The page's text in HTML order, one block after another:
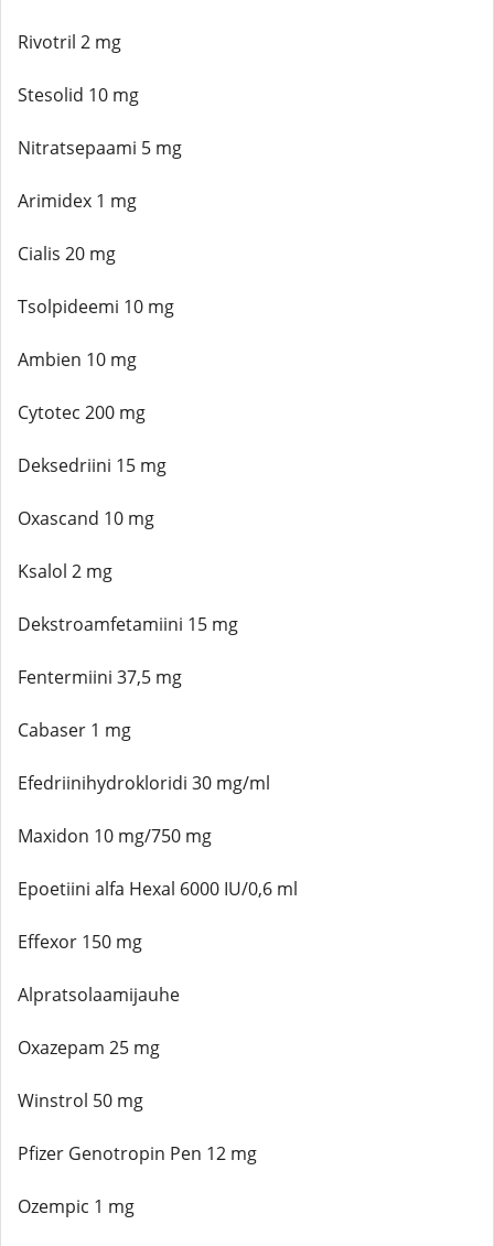
Rivotril 2 mg
Stesolid 10 mg
Nitratsepaami 5 mg
Arimidex 1 mg
Cialis 20 mg
Tsolpideemi 10 mg
Ambien 10 mg
Cytotec 200 mg
Deksedriini 15 mg
Oxascand 10 mg
Ksalol 2 mg
Dekstroamfetamiini 15 mg
Fentermiini 37,5 mg
Cabaser 1 mg
Efedriinihydrokloridi 30 mg/ml
Maxidon 10 mg/750 mg
Epoetiini alfa Hexal 6000 IU/0,6 ml
Effexor 150 mg
Alpratsolaamijauhe
Oxazepam 25 mg
Winstrol 50 mg
Pfizer Genotropin Pen 12 mg
Ozempic 1 mg